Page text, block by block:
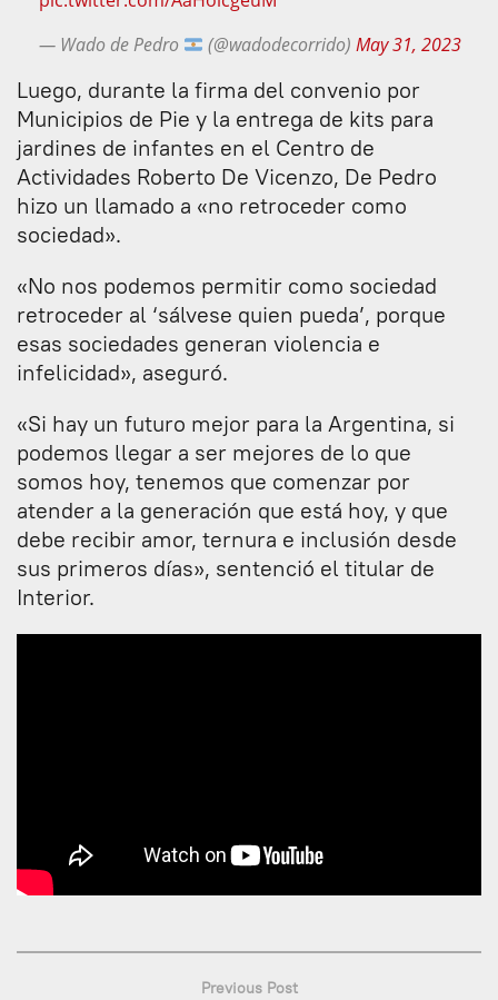
— Wado de Pedro
(@wadodecorrido)May 31, 2023
Luego, durante la firma del convenio por
Municipios de Pie y la entrega de kits para
jardines de infantes en el Centro de
Actividades Roberto De Vicenzo, De Pedro
hizo un llamado a «no retroceder como
sociedad».
«No nos podemos permitir como sociedad
retroceder al ‘sálvese quien pueda’, porque
esas sociedades generan violencia e
infelicidad», aseguró.
«Si hay un futuro mejor para la Argentina, si
podemos llegar a ser mejores de lo que
somos hoy, tenemos que comenzar por
atender a la generación que está hoy, y que
debe recibir amor, ternura e inclusión desde
sus primeros días», sentenció el titular de
Interior.
Previous Post